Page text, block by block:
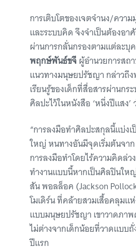
การเติบโตของเจตจำนง/ควา
และระบบคิด จึงจำเป็นต้องอา
ผ่านการกลั่นกรองตามแต่ละบุ
พฤกษ์พันธ์ขจี ผู้อำนวยการสถ
แนวทางมนุษยปรัชญา กล่าวถึ
เรียนรู้ของเด็กที่สื่อสารผ่านกร
ศิลปะไว้ในหนังสือ ‘หนึ่งปีแสง’
“การลงมือทำศิลปะสกุลนี้แบ่ง
ใหญ่ หนทางอันมีจุดเริ่มต้นจาก
การลงมือทำโดยไร้ความคิดล่ว
ทำงานแบบนี้หากเป็นศิลปินให
สัน พอลล็อค (Jackson
โมเดิร์น ที่คล้ายสวมเสื้อคลุมแ
แบบมนุษยปรัชญา เขาวาดภ
ไม่ต่างจากเด็กน้อยที่วาดแบบถั่
ปีแรก